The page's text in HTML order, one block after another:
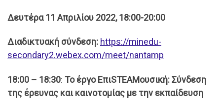
Δευτέρα 11 Απριλίου 2022, 18:00-20:00
Διαδικτυακή σύνδεση: https://minedu-
secondary2.webex.com/meet/nantamp
18:00 – 18:30: Το έργο ΕπιSTEAMουσική: Σύνδεση
της έρευνας και καινοτομίας με την εκπαίδευση